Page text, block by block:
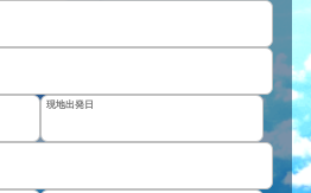
現地出発日